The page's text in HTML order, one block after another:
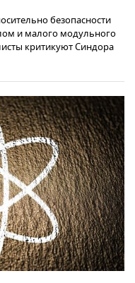
безопасности
и малого модульного
критикуют Синдора